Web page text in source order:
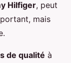
Hilfiger, peut
mais
de qualité à